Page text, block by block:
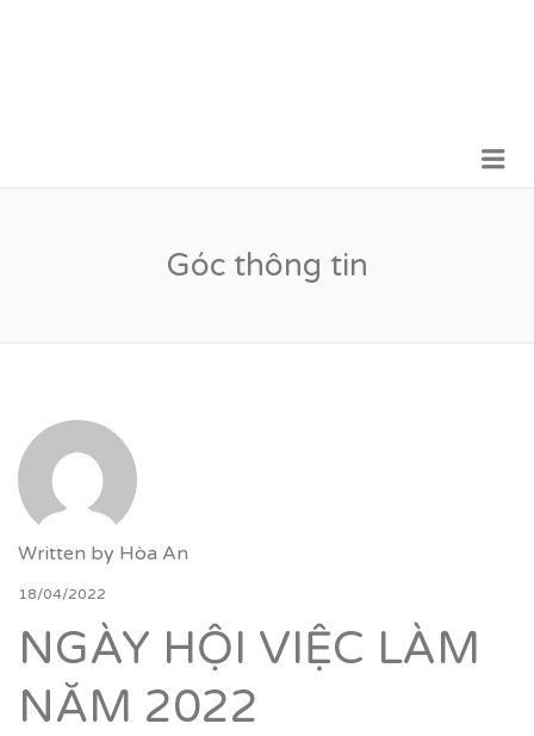
Góc thông tin
Written by Hòa An
18/04/2022
NGÀY HỘI VIỆC LÀM
NĂM 2022